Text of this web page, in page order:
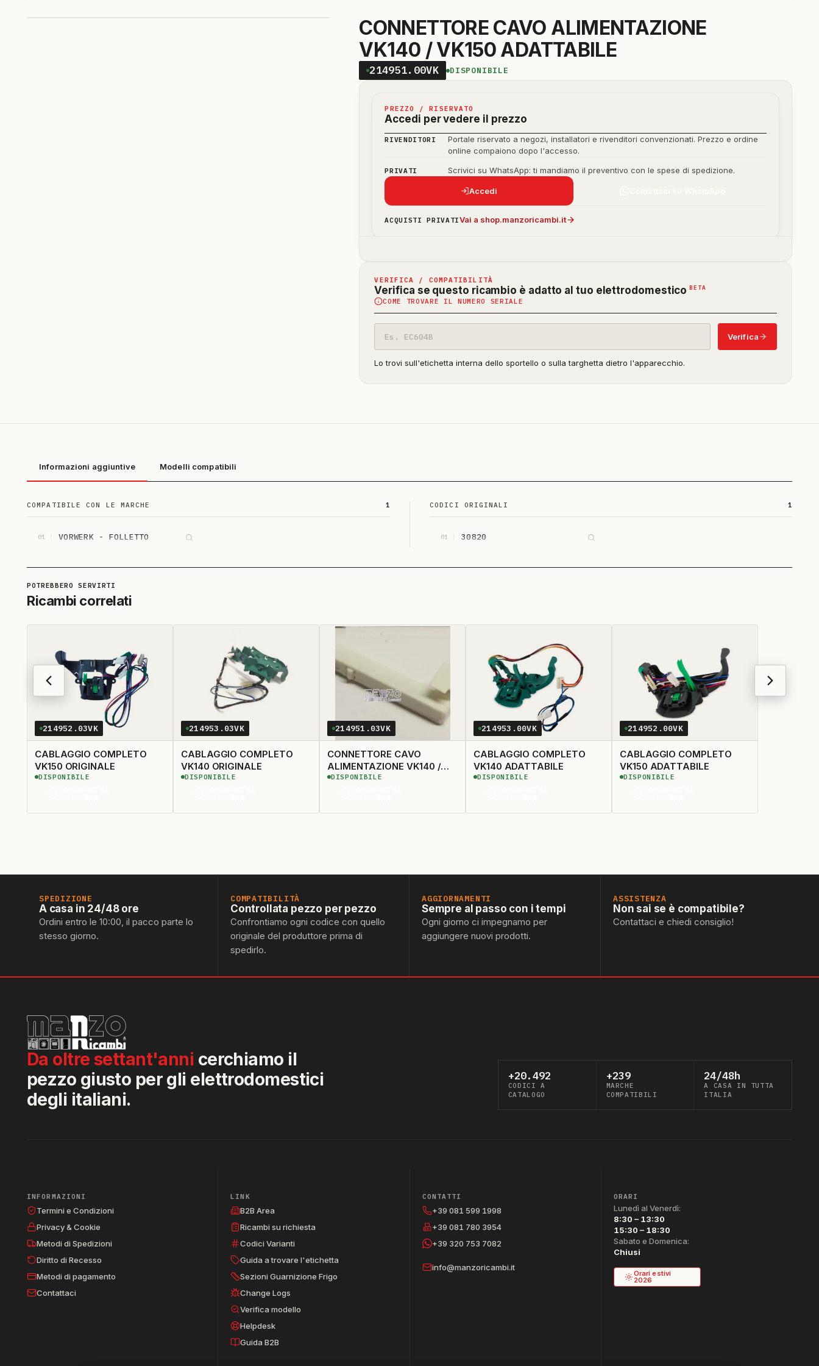
CONNETTORE CAVO ALIMENTAZIONE
VK140 / VK150 ADATTABILE
214951.00VK DISPONIBILE
PREZZO / RISERVATO
Accedi per vedere il prezzo
RIVENDITORI
Portale riservato a negozi, installatori e rivenditori convenzionati. Prezzo e ordine
online compaiono dopo l'accesso.
PRIVATI Scrivici su WhatsApp: ti mandiamo il preventivo con le spese di spedizione.
Accedi
ACQUISTI PRIVATIVai a shop.manzoricambi.it
VERIFICA / COMPATIBILITÀ
Verifica se questo ricambio è adatto al tuo elettrodomestico BETA
beta)
COME TROVARE IL NUMERO SERIALE
modello
Verifica
Lo trovi sull'etichetta interna dello sportello o sulla targhetta dietro l'apparecchio.
Informazioni aggiuntive Modelli compatibili
COMPATIBILE CON LE MARCHE 1
01 VORWERK - FOLLETTO
CODICI ORIGINALI 1
01 30820
Ricambi correlati
214952.03VK
CABLAGGIO COMPLETO
VK150 ORIGINALE
DISPONIBILE
214953.03VK
CABLAGGIO COMPLETO
VK140 ORIGINALE
DISPONIBILE
214951.03VK
CONNETTORE CAVO
ALIMENTAZIONE VK140 /
VK150 ORIGINALE
DISPONIBILE
214953.00VK
CABLAGGIO COMPLETO
VK140 ADATTABILE
DISPONIBILE
214952.00VK
CABLAGGIO COMPLETO
VK150 ADATTABILE
DISPONIBILE
SPEDIZIONE
A casa in 24/48 ore
Ordini entro le 10:00, il pacco parte lo
stesso giorno.
COMPATIBILITÀ
Controllata pezzo per pezzo
Confrontiamo ogni codice con quello
originale del produttore prima di
spedirlo.
AGGIORNAMENTI
Sempre al passo con i tempi
Ogni giorno ci impegnamo per
aggiungere nuovi prodotti.
ASSISTENZA
Non sai se è compatibile?
Contattaci e chiedi consiglio!
Da oltre settant'anni cerchiamo il
pezzo giusto per gli elettrodomestici
degli italiani.
+20.492
CODICI A
CATALOGO
+239
MARCHE
COMPATIBILI
24/48h
A CASA IN TUTTA
ITALIA
INFORMAZIONI
Termini e Condizioni
Privacy & Cookie
Metodi di Spedizioni
Diritto di Recesso
Metodi di pagamento
Contattaci
LINK
B2B Area
Ricambi su richiesta
Codici Varianti
Guida a trovare l'etichetta
Sezioni Guarnizione Frigo
Change Logs
Verifica modello
Helpdesk
Guida B2B
CONTATTI
+39 081 599 1998
+39 081 780 3954
+39 320 753 7082
info@manzoricambi.it
ORARI
Lunedì al Venerdì:
8:30 – 13:30
15:30 – 18:30
Sabato e Domenica:
Chiusi
Orari estivi
2026